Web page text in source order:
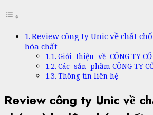
Review công ty Unic về chất
hóa chất
Giới thiệu về CÔNG TY
Các sản phầm CÔNG TY
Thông tin liên hệ
Review công ty Unic về